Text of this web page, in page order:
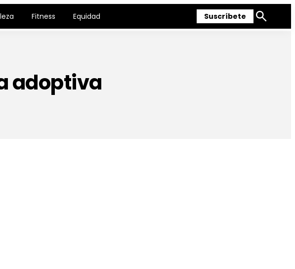
Fitness Equidad Suscríbete
Mostrar
adoptiva